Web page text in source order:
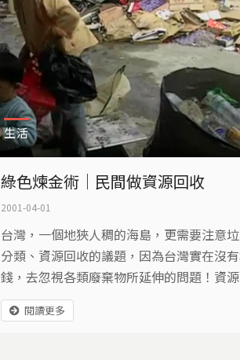
生活
綠色煉金術｜民間做資源回收
2001-04-01
台灣，一個地狹人稠的海島，更需要注意
分類、資源回收的議題，因為台灣實在沒
錢，去忽視各類廢棄物所延伸的問題！資
收的工作，就像是現代的魔法師，憑著煉金
在垃圾中，尋找有用的資源。
閱讀更多